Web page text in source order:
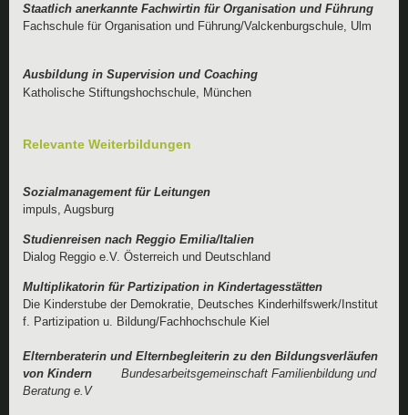
Staatlich anerkannte Fachwirtin für Organisation und Führung
Ausbildung in Supervision und Coaching
Katholische Stiftungshochschule, München
Relevante Weiterbildungen
impuls, Augsburg
Dialog Reggio e.V. Österreich und Deutschland
Multiplikatorin für Partizipation in Kindertagesstätten
Die Kinderstube der Demokratie, Deutsches Kinderhilfswerk/Institut
f. Partizipation u. Bildung/Fachhochschule Kiel
Elternberaterin und Elternbegleiterin zu den Bildungsverläufen
von Kindern
Bundesarbeitsgemeinschaft Familienbildung und
Beratung e.V